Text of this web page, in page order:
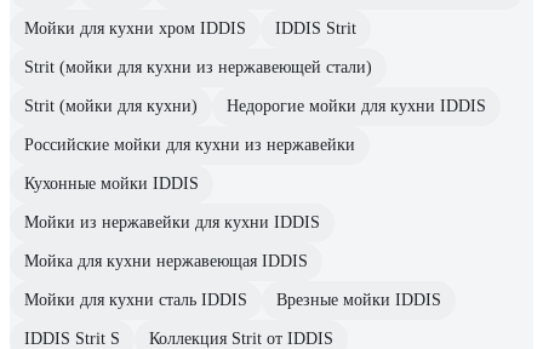
Мойки для кухни хром IDDIS IDDIS Strit
Strit (мойки для кухни из нержавеющей стали)
Strit (мойки для кухни) Недорогие мойки для кухни IDDIS
Российские мойки для кухни из нержавейки
Кухонные мойки IDDIS
Мойки из нержавейки для кухни IDDIS
Мойка для кухни нержавеющая IDDIS
Мойки для кухни сталь IDDIS Врезные мойки IDDIS
IDDIS Strit S Коллекция Strit от IDDIS